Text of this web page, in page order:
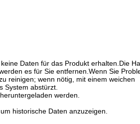
Daten für das Produkt erhalten.Die
es für Sie entfernen.Wenn Sie
reinigen; wenn nötig, mit einem weichen
System abstürzt.
werden.
historische Daten anzuzeigen.